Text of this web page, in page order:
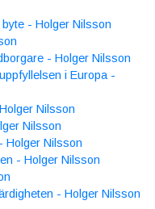
- Holger Nilsson
- Holger Nilsson
i Europa -
Nilsson
Nilsson
Holger Nilsson
- Holger Nilsson
- Holger Nilsson